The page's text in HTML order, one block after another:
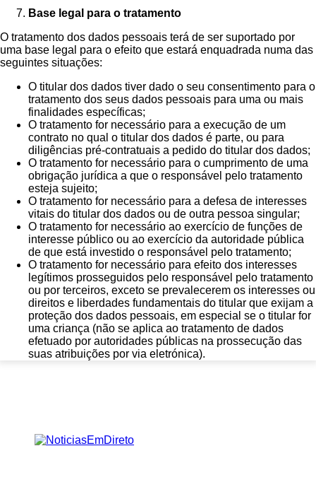
Base legal para o tratamento
O tratamento dos dados pessoais terá de ser suportado por
uma base legal para o efeito que estará enquadrada numa das
seguintes situações:
O titular dos dados tiver dado o seu consentimento para o
tratamento dos seus dados pessoais para uma ou mais
finalidades específicas;
O tratamento for necessário para a execução de um
contrato no qual o titular dos dados é parte, ou para
diligências pré-contratuais a pedido do titular dos dados;
O tratamento for necessário para o cumprimento de uma
obrigação jurídica a que o responsável pelo tratamento
esteja sujeito;
O tratamento for necessário para a defesa de interesses
vitais do titular dos dados ou de outra pessoa singular;
O tratamento for necessário ao exercício de funções de
interesse público ou ao exercício da autoridade pública
de que está investido o responsável pelo tratamento;
O tratamento for necessário para efeito dos interesses
legítimos prosseguidos pelo responsável pelo tratamento
ou por terceiros, exceto se prevalecerem os interesses ou
direitos e liberdades fundamentais do titular que exijam a
proteção dos dados pessoais, em especial se o titular for
uma criança (não se aplica ao tratamento de dados
efetuado por autoridades públicas na prossecução das
suas atribuições por via eletrónica).